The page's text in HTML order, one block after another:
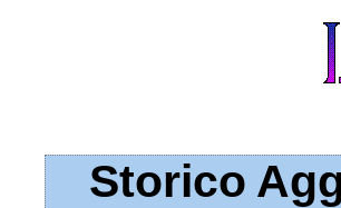
Storico